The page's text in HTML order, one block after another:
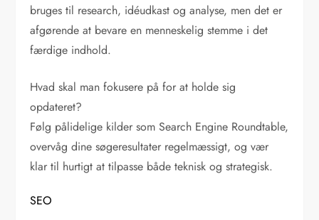
bruges til research, idéudkast og analyse, men det er
afgørende at bevare en menneskelig stemme i det
færdige indhold.
Hvad skal man fokusere på for at holde sig
opdateret?
Følg pålidelige kilder som Search Engine Roundtable,
overvåg dine søgeresultater regelmæssigt, og vær
klar til hurtigt at tilpasse både teknisk og strategisk.
SEO